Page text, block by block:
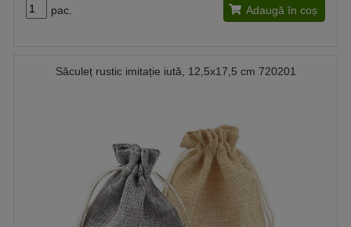
pac. Adaugă în coș
Săculeț rustic imitație iută, 12,5x17,5 cm 720201